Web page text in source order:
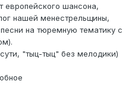
европейского шансона,
нашей менестрельщины,
на тюремную тематику с
"тыц-тыц" без мелодики)